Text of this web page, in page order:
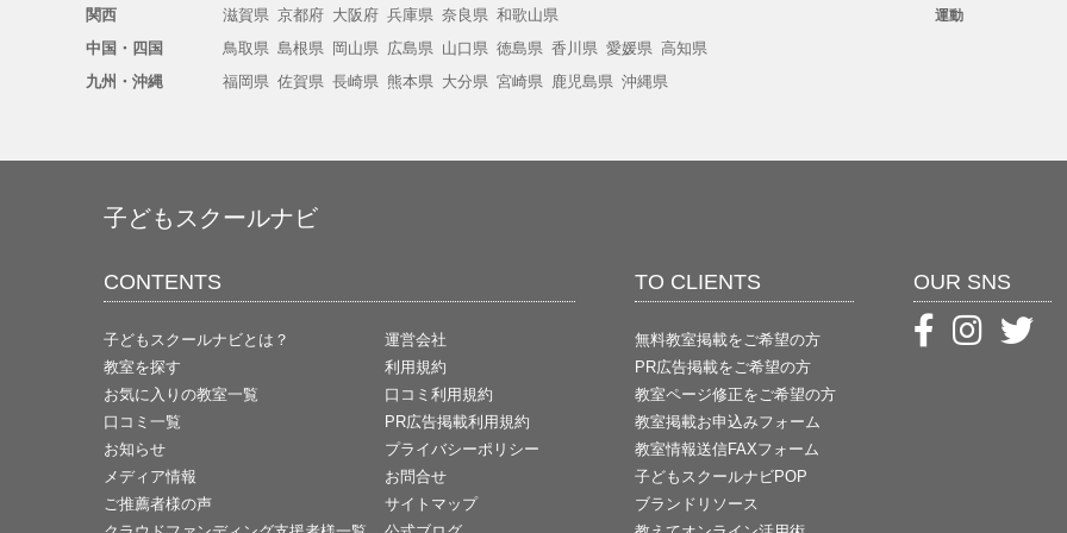
関西
滋賀県 京都府 大阪府 兵庫県 奈良県 和歌山県
中国・四国
鳥取県 島根県 岡山県 広島県 山口県 徳島県 香川県 愛媛県 高知県
九州・沖縄
福岡県 佐賀県 長崎県 熊本県 大分県 宮崎県 鹿児島県 沖縄県
運動
子どもスクールナビ
CONTENTS
子どもスクールナビとは？
教室を探す
お気に入りの教室一覧
口コミ一覧
お知らせ
メディア情報
ご推薦者様の声
運営会社
利用規約
口コミ利用規約
PR広告掲載利用規約
プライバシーポリシー
お問合せ
サイトマップ
TO CLIENTS
無料教室掲載をご希望の方
PR広告掲載をご希望の方
教室ページ修正をご希望の方
教室掲載お申込みフォーム
教室情報送信FAXフォーム
子どもスクールナビPOP
ブランドリソース
OUR SNS